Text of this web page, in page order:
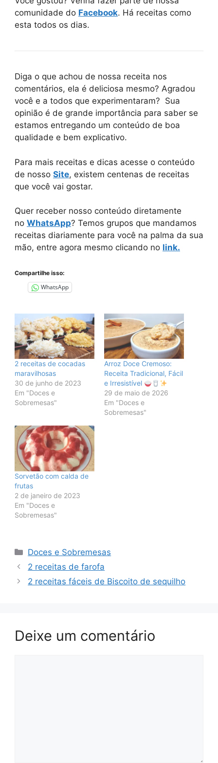
comunidade do Facebook. Há receitas como
esta todos os dias.
Diga o que achou de nossa receita nos
comentários, ela é deliciosa mesmo? Agradou
você e a todos que experimentaram? Sua
opinião é de grande importância para saber se
estamos entregando um conteúdo de boa
qualidade e bem explicativo.
Para mais receitas e dicas acesse o conteúdo
de nosso Site, existem centenas de receitas
que você vai gostar.
Quer receber nosso conteúdo diretamente
no WhatsApp? Temos grupos que mandamos
receitas diariamente para você na palma da sua
mão, entre agora mesmo clicando no link.
Compartilhe isso:
WhatsApp
2 receitas de cocadas
maravilhosas
30 de junho de 2023
Em "Doces e
Sobremesas"
Arroz Doce Cremoso:
Receita Tradicional, Fácil
e Irresistível
29 de maio de 2026
Em "Doces e
Sobremesas"
Sorvetão com calda de
frutas
2 de janeiro de 2023
Em "Doces e
Sobremesas"
Categorias
Doces e Sobremesas
2 receitas de farofa
2 receitas fáceis de Biscoito de sequilho
Deixe um comentário